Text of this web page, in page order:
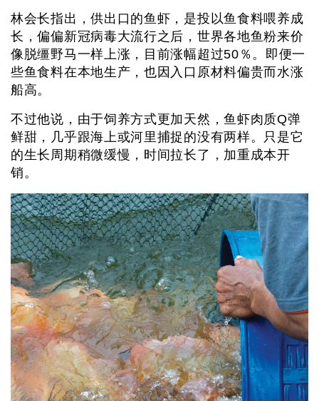
林会长指出，供出口的鱼虾，是投以鱼食料喂养成
长，偏偏新冠病毒大流行之后，世界各地鱼粉来价
像脱缰野马一样上涨，目前涨幅超过50％。即便一
些鱼食料在本地生产，也因入口原材料偏贵而水涨
船高。
不过他说，由于饲养方式更加天然，鱼虾肉质Q弹
鲜甜，几乎跟海上或河里捕捉的没有两样。只是它
的生长周期稍微缓慢，时间拉长了，加重成本开
销。